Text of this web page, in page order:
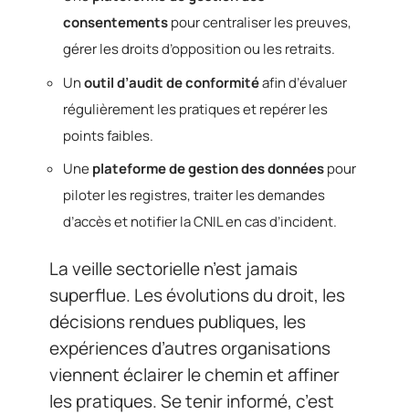
consentementspour centraliser les preuves,
gérer les droits d’opposition ou les retraits.
Unoutil d’audit de conformitéafin d’évaluer
régulièrement les pratiques et repérer les
points faibles.
Uneplateforme de gestion des donnéespour
piloter les registres, traiter les demandes
d’accès et notifier la CNIL en cas d’incident.
La veille sectorielle n’est jamais
superflue. Les évolutions du droit, les
décisions rendues publiques, les
expériences d’autres organisations
viennent éclairer le chemin et affiner
les pratiques. Se tenir informé, c’est